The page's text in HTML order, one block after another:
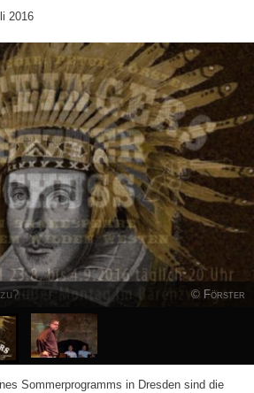
2016
© Förster
Sommerprogramms in Dresden sind die